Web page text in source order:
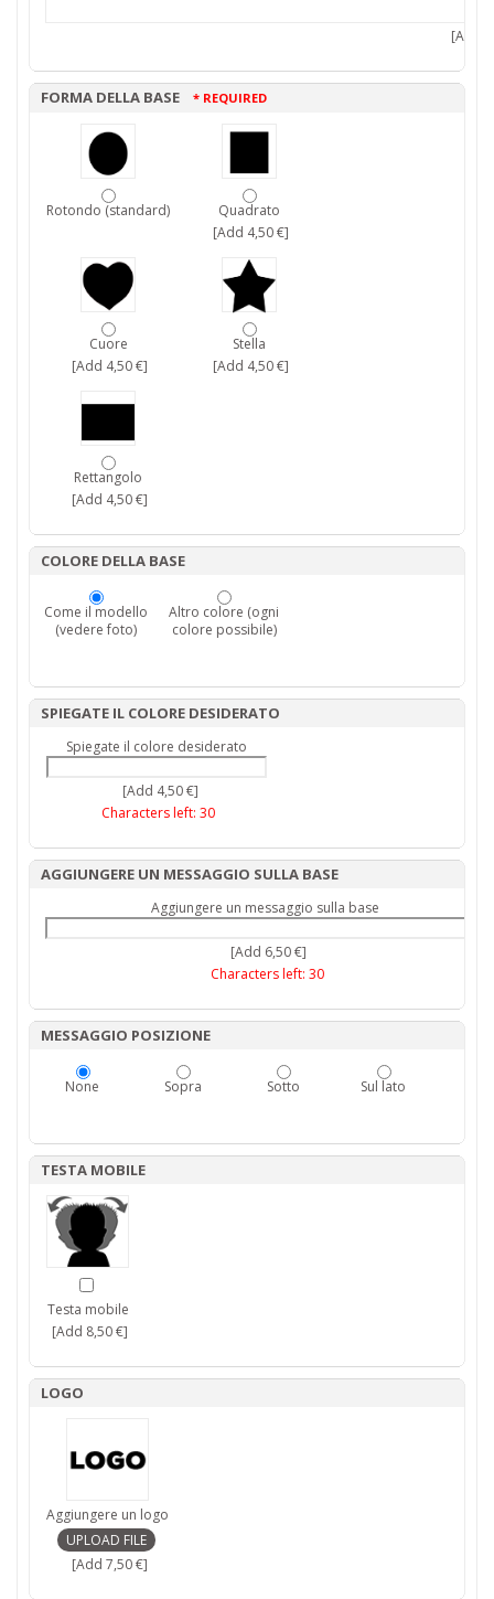
[Add
FORMA DELLA BASE * REQUIRED
Rotondo (standard)
Quadrato
[Add 4,50 €]
Cuore
[Add 4,50 €]
Stella
[Add 4,50 €]
Rettangolo
[Add 4,50 €]
COLORE DELLA BASE
Come il modello
(vedere foto)
Altro colore (ogni
colore possibile)
SPIEGATE IL COLORE DESIDERATO
Spiegate il colore desiderato
[Add 4,50 €]
Characters left: 30
AGGIUNGERE UN MESSAGGIO SULLA BASE
Aggiungere un messaggio sulla base
[Add 6,50 €]
Characters left: 30
MESSAGGIO POSIZIONE
None Sopra Sotto Sul lato
TESTA MOBILE
Testa mobile
[Add 8,50 €]
LOGO
Aggiungere un logo
[Add 7,50 €]